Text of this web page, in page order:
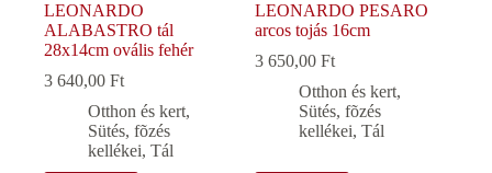
LEONARDO
ALABASTRO tál
28x14cm ovális fehér
3 640,00 Ft
Otthon és kert,
Sütés, fõzés
kellékei, Tál
LEONARDO PESARO
arcos tojás 16cm
3 650,00Ft
Otthon és kert,
Sütés, fõzés
kellékei,Tál